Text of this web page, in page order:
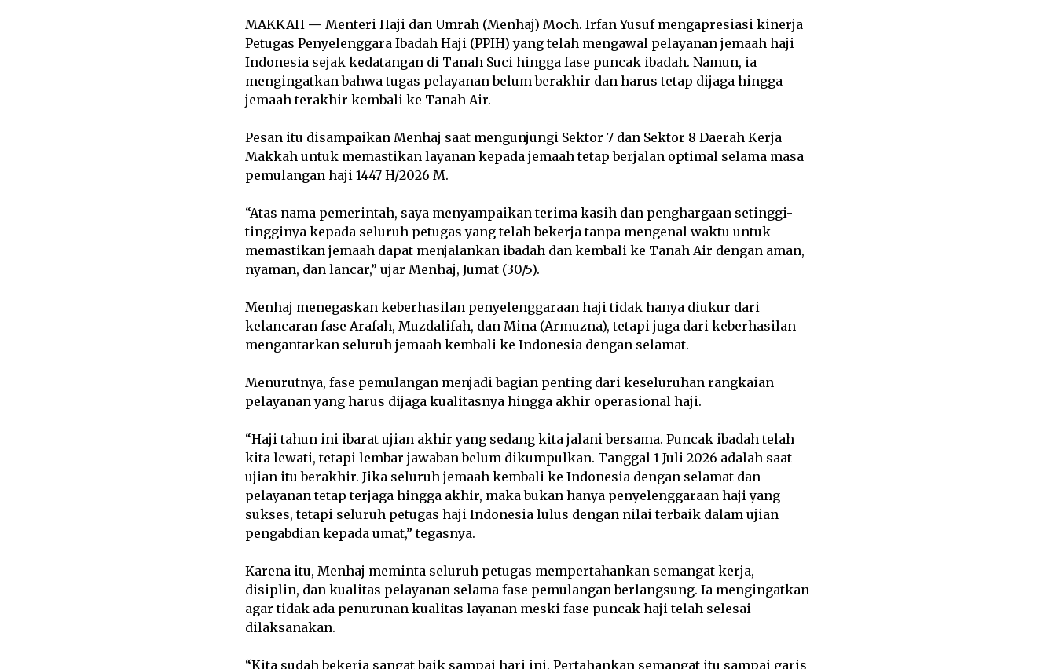
MAKKAH — Menteri Haji dan Umrah (Menhaj) Moch. Irfan Yusuf mengapresiasi kinerja
Petugas Penyelenggara Ibadah Haji (PPIH) yang telah mengawal pelayanan jemaah haji
Indonesia sejak kedatangan di Tanah Suci hingga fase puncak ibadah. Namun, ia
mengingatkan bahwa tugas pelayanan belum berakhir dan harus tetap dijaga hingga
jemaah terakhir kembali ke Tanah Air.
Pesan itu disampaikan Menhaj saat mengunjungi Sektor 7 dan Sektor 8 Daerah Kerja
Makkah untuk memastikan layanan kepada jemaah tetap berjalan optimal selama masa
pemulangan haji 1447 H/2026 M.
“Atas nama pemerintah, saya menyampaikan terima kasih dan penghargaan setinggi-
tingginya kepada seluruh petugas yang telah bekerja tanpa mengenal waktu untuk
memastikan jemaah dapat menjalankan ibadah dan kembali ke Tanah Air dengan aman,
nyaman, dan lancar,” ujar Menhaj, Jumat (30/5).
Menhaj menegaskan keberhasilan penyelenggaraan haji tidak hanya diukur dari
kelancaran fase Arafah, Muzdalifah, dan Mina (Armuzna), tetapi juga dari keberhasilan
mengantarkan seluruh jemaah kembali ke Indonesia dengan selamat.
Menurutnya, fase pemulangan menjadi bagian penting dari keseluruhan rangkaian
pelayanan yang harus dijaga kualitasnya hingga akhir operasional haji.
“Haji tahun ini ibarat ujian akhir yang sedang kita jalani bersama. Puncak ibadah telah
kita lewati, tetapi lembar jawaban belum dikumpulkan. Tanggal 1 Juli 2026 adalah saat
ujian itu berakhir. Jika seluruh jemaah kembali ke Indonesia dengan selamat dan
pelayanan tetap terjaga hingga akhir, maka bukan hanya penyelenggaraan haji yang
sukses, tetapi seluruh petugas haji Indonesia lulus dengan nilai terbaik dalam ujian
pengabdian kepada umat,” tegasnya.
Karena itu, Menhaj meminta seluruh petugas mempertahankan semangat kerja,
disiplin, dan kualitas pelayanan selama fase pemulangan berlangsung. Ia mengingatkan
agar tidak ada penurunan kualitas layanan meski fase puncak haji telah selesai
dilaksanakan.
“Kita sudah bekerja sangat baik sampai hari ini. Pertahankan semangat itu sampai garis